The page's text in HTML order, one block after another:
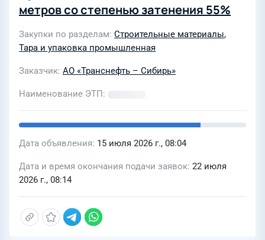
метров со степенью затенения 55%
Закупки по разделам Строительные материалы,
Тара и упаковка промышленная
Заказчик АО «Транснефть – Сибирь»
Наименование ЭТП
Дата объявления 15 июля 2026 г., 08:04
Дата и время окончания подачи заявок 22 июля
2026 г., 08:14